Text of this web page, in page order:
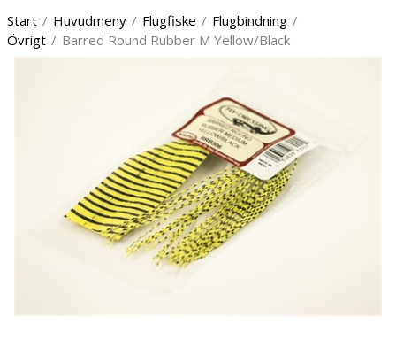
Start / Huvudmeny / Flugfiske / Flugbindning /
Övrigt / Barred Round Rubber M Yellow/Black